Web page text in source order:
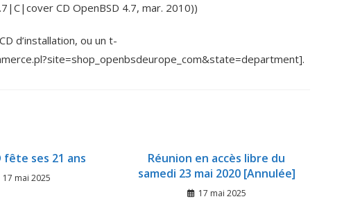
CD OpenBSD 4.7, mar. 2010))
d’installation, ou un t-
fête ses 21 ans
17 mai 2025
Réunion en accès libre du
samedi 23 mai 2020 [Annulée]
17 mai 2025